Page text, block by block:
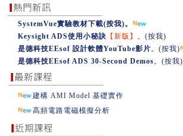
SystemVue實驗教材下載(按我)。
Keysight ADS使用小秘訣 【新版】 。 (按我)
是德科技EEsof 設計軟體YouTube影片。 (按我)
是德科技EEsof ADS 30-Second Demos。 (按我)
建構 AMI Model 基礎實作
高頻電路電磁模擬分析